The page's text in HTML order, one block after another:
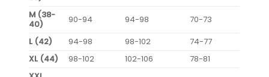
M (38-
40)
90-94 94-98
70-73
L (42)
94-98 98-102
74-77
XL (44)
98-102 102-106
78-81